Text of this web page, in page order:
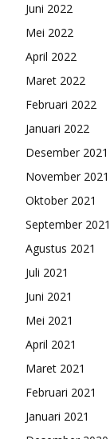
Juni 2022
Mei 2022
April 2022
Maret 2022
Februari 2022
Januari 2022
Desember 2021
November 2021
Oktober 2021
September 2021
Agustus 2021
Juli 2021
Juni 2021
Mei 2021
April 2021
Maret 2021
Februari 2021
Januari 2021